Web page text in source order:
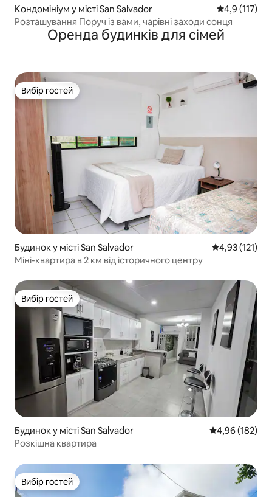
Кондомініум у місті San Salvador Середня
4,9 (117)
Розташування Поруч із вами, чарівні заходи сонця
Оренда будинків для сімей
Вибір гостей
Вибір гостей
Будинок у місті San Salvador Середня
4,93 (121)
Міні-квартира в 2 км від історичного центру
Вибір гостей
Вибір гостей
Будинок у місті San Salvador Середня
4,96 (182)
Розкішна квартира
Вибір гостей
Вибір гостей